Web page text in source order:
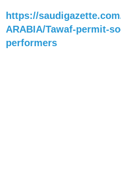
https://
ARABIA/Tawaf-permit-
performers